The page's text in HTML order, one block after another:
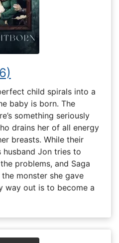
child spirals into a
baby is born. The
something seriously
drains her of all energy
breasts. While their
husband Jon tries to
problems, and Saga
monster she gave
way out is to become a